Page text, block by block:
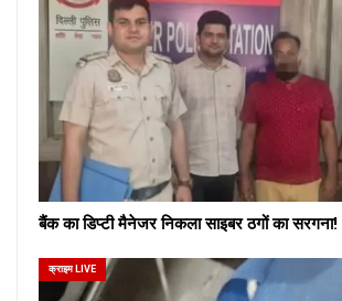
बैंक का डिप्टी मैनेजर निकला साइबर ठगों का सरगना!
क्राइम LIVE